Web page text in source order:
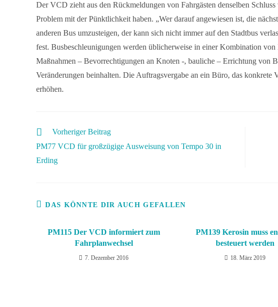
Der VCD zieht aus den Rückmeldungen von Fahrgästen denselben
Problem mit der Pünktlichkeit haben. „Wer darauf angewiesen ist, die
anderen Bus umzusteigen, der kann sich nicht immer auf den Stadtbus
fest. Busbeschleunigungen werden üblicherweise in einer Kombination
Maßnahmen – Bevorrechtigungen an Knoten -, bauliche – Errichtung von
Veränderungen beinhalten. Die Auftragsvergabe an ein Büro, das
erhöhen.
Vorheriger Beitrag
PM77 VCD für großzügige Ausweisung von Tempo 30 in
Erding
DAS KÖNNTE DIR AUCH GEFALLEN
PM115 Der VCD informiert zum
Fahrplanwechsel
7. Dezember 2016
PM139 Kerosin muss
besteuert werden
18. März 2019